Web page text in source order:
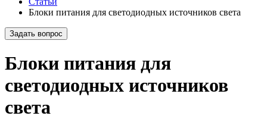
Блоки питания для светодиодных источников света
Задать вопрос
Блоки питания для
светодиодных источников
света